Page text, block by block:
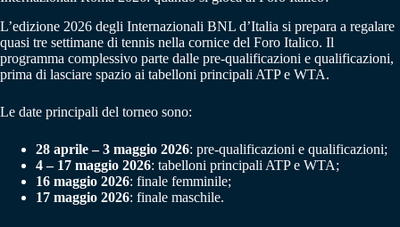
L’edizione 2026 degli Internazionali BNL d’Italia si prepara a regalare
quasi tre settimane di tennis nella cornice del Foro Italico. Il
programma complessivo parte dalle pre-qualificazioni e qualificazioni,
prima di lasciare spazio ai tabelloni principali ATP e WTA.
Le date principali del torneo sono:
28 aprile – 3 maggio 2026: pre-qualificazioni e qualificazioni;
4 – 17 maggio 2026: tabelloni principali ATP e WTA;
16 maggio 2026: finale femminile;
17 maggio 2026: finale maschile.